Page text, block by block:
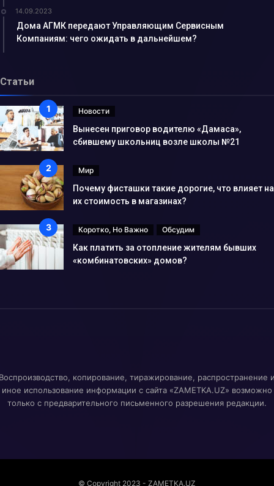
14.09.2023
Дома АГМК передают Управляющим Сервисным
Компаниям: чего ожидать в дальнейшем?
Статьи
Новости
Вынесен приговор водителю «Дамаса»,
сбившему школьниц возле школы №21
Мир
Почему фисташки такие дорогие, что влияет на
их стоимость в магазинах?
Коротко, Но Важно Обсудим
Как платить за отопление жителям бывших
«комбинатовских» домов?
копирование, тиражирование, распространение
иное использование информации с сайта «ZAMETKA.UZ» возможно
только с предварительного письменного разрешения редакции.
© Copyright 2023 - ZAMETKA.UZ